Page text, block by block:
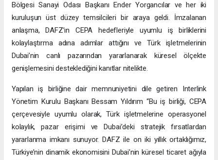
Bölgesi Sanayi Odası Başkanı Ender Yorgancılar ve her iki
kuruluşun üst düzey temsilcileri bir araya geldi. İmzalanan
anlaşma, DAFZ’ın CEPA hedefleriyle uyumlu iş birliklerini
kolaylaştırma adına adımlar attığını ve Türk işletmelerinin
Dubai’nin canlı pazarından yararlanarak küresel ölçekte
genişlemesini desteklediğini kanıtlar nitelikte.
Yapılan iş birliğine dair memnuniyetini dile getiren Interlink
Yönetim Kurulu Başkanı Bessam Yıldırım “Bu iş birliği, CEPA
çerçevesiyle uyumlu olarak, Türk işletmelerine operasyonel
kolaylık, pazar erişimi ve Dubai’deki stratejik fırsatlardan
yararlanma imkanı sunuyor. DAFZ ile on iki yıllık ortaklığımız,
Türkiye’nin dinamik ekonomisini Dubai’nin küresel ticaret ağıyla